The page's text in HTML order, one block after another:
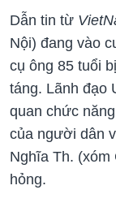
Dẫn tin từ
Nội) đang vào
cụ ông 85 tuổi
táng. Lãnh đạo
quan chức
của người dân
Nghĩa Th.
hỏng.